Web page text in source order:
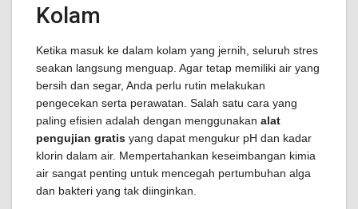
Kolam
Ketika masuk ke dalam kolam yang jernih, seluruh stres
seakan langsung menguap. Agar tetap memiliki air yang
bersih dan segar, Anda perlu rutin melakukan
pengecekan serta perawatan. Salah satu cara yang
paling efisien adalah dengan menggunakan alat
pengujian gratis yang dapat mengukur pH dan kadar
klorin dalam air. Mempertahankan keseimbangan kimia
air sangat penting untuk mencegah pertumbuhan alga
dan bakteri yang tak diinginkan.